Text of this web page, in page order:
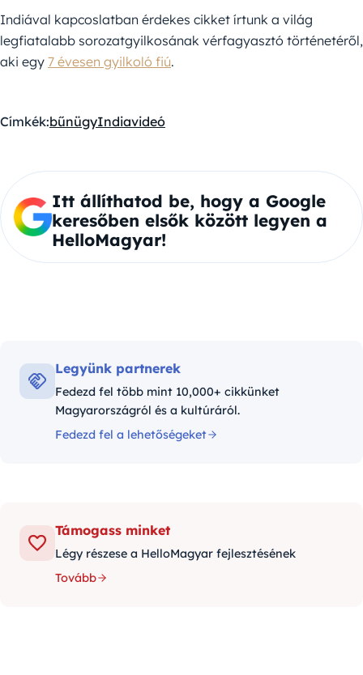
Indiával kapcoslatban érdekes cikket írtunk a világ
legfiatalabb sorozatgyilkosának vérfagyasztó történetéről,
aki egy 7 évesen gyilkoló fiú.
Címkék:bűnügyIndiavideó
Itt állíthatod be, hogy a Google
keresőben elsők között legyen a
HelloMagyar!
Legyünk partnerek
Fedezd fel több mint 10,000+ cikkünket
Magyarországról és a kultúráról.
Fedezd fel a lehetőségeket
Támogass minket
Légy részese a HelloMagyar fejlesztésének
Tovább